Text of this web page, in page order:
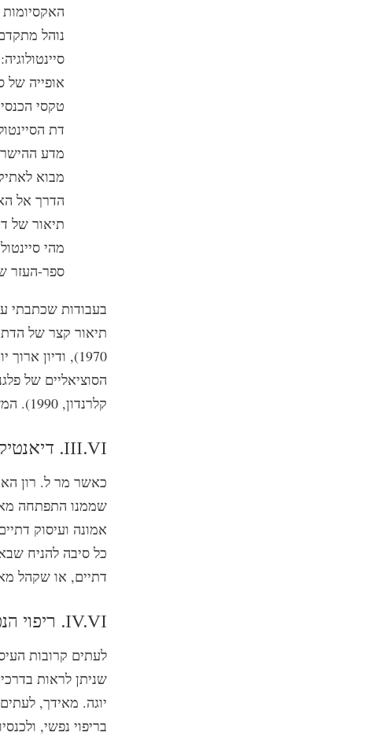
האקסיומות
נוהל
אופייה של
טקסי
דת
מדע
מבוא
הדרך אל
תיאור של
מהי
ספר-העזר
בעבודות שכתבתי
תיאור קצר של הדת
1970), ודיון
הסוציאליים של
קלרנדון, 1990). המשכתי להתעניין בתנועה במהלך עשרים ושש השנים האחרונות.
III.VI. דיאנטיקה – ראשיתה של סיינטולוגיה
שממנו התפתחה
אמונה ועיסוק
כל סיבה להניח
דתיים, או שקהל
IV.VI. ריפוי הנפש ודת
לעתים קרובות
שניתן לראות
יוגה. מאידך,
בריפוי נפשי,